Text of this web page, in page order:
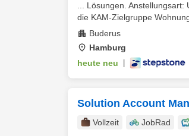
... Lösungen.
die KAM-Zielgruppe
Buderus
Hamburg
heute neu
Solution Account
Vollzeit JobRad